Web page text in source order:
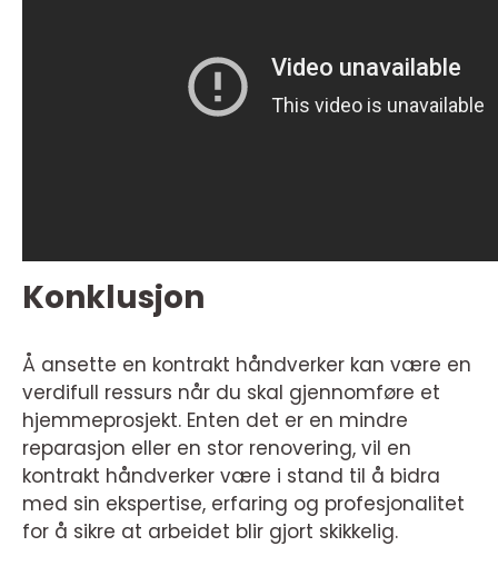
Konklusjon
Å ansette en kontrakt håndverker kan være en
verdifull ressurs når du skal gjennomføre et
hjemmeprosjekt. Enten det er en mindre
reparasjon eller en stor renovering, vil en
kontrakt håndverker være i stand til å bidra
med sin ekspertise, erfaring og profesjonalitet
for å sikre at arbeidet blir gjort skikkelig.